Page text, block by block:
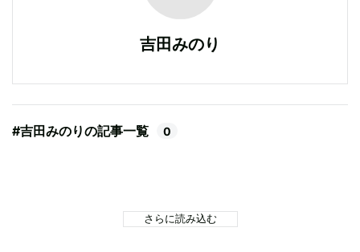
吉田みのり
#吉田みのりの記事一覧 0
さらに読み込む